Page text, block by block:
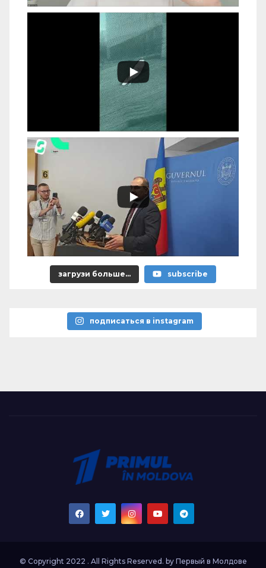
загрузи больше... subscribe
подписаться в instagram
© Copyright 2022 . All Rights Reserved. by Первый в Молдове